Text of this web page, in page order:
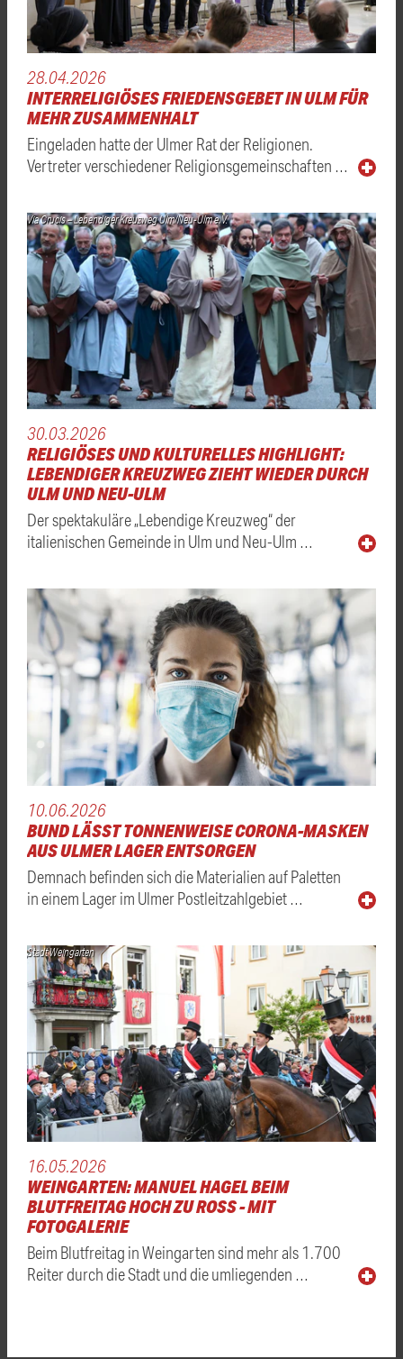
28.04.2026
INTERRELIGIÖSES FRIEDENSGEBET IN ULM FÜR
MEHR ZUSAMMENHALT
Eingeladen hatte der Ulmer Rat der Religionen.
Vertreter verschiedener Religionsgemeinschaften …
Via Crucis – Lebendiger Kreuzweg Ulm/Neu-Ulm e. V.
30.03.2026
RELIGIÖSES UND KULTURELLES HIGHLIGHT:
LEBENDIGER KREUZWEG ZIEHT WIEDER DURCH
ULM UND NEU-ULM
Der spektakuläre „Lebendige Kreuzweg“ der
italienischen Gemeinde in Ulm und Neu-Ulm …
10.06.2026
BUND LÄSST TONNENWEISE CORONA-MASKEN
AUS ULMER LAGER ENTSORGEN
Demnach befinden sich die Materialien auf Paletten
in einem Lager im Ulmer Postleitzahlgebiet …
Stadt Weingarten
16.05.2026
WEINGARTEN: MANUEL HAGEL BEIM
BLUTFREITAG HOCH ZU ROSS - MIT
FOTOGALERIE
Beim Blutfreitag in Weingarten sind mehr als 1.700
Reiter durch die Stadt und die umliegenden …